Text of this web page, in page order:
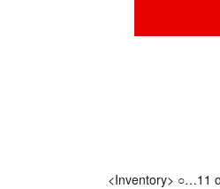
<Inventory> ○…11